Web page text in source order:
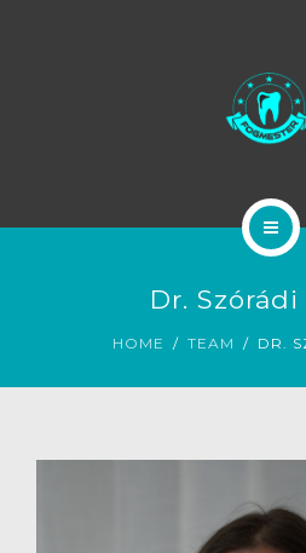
Dr.
HOME TEAM DR.